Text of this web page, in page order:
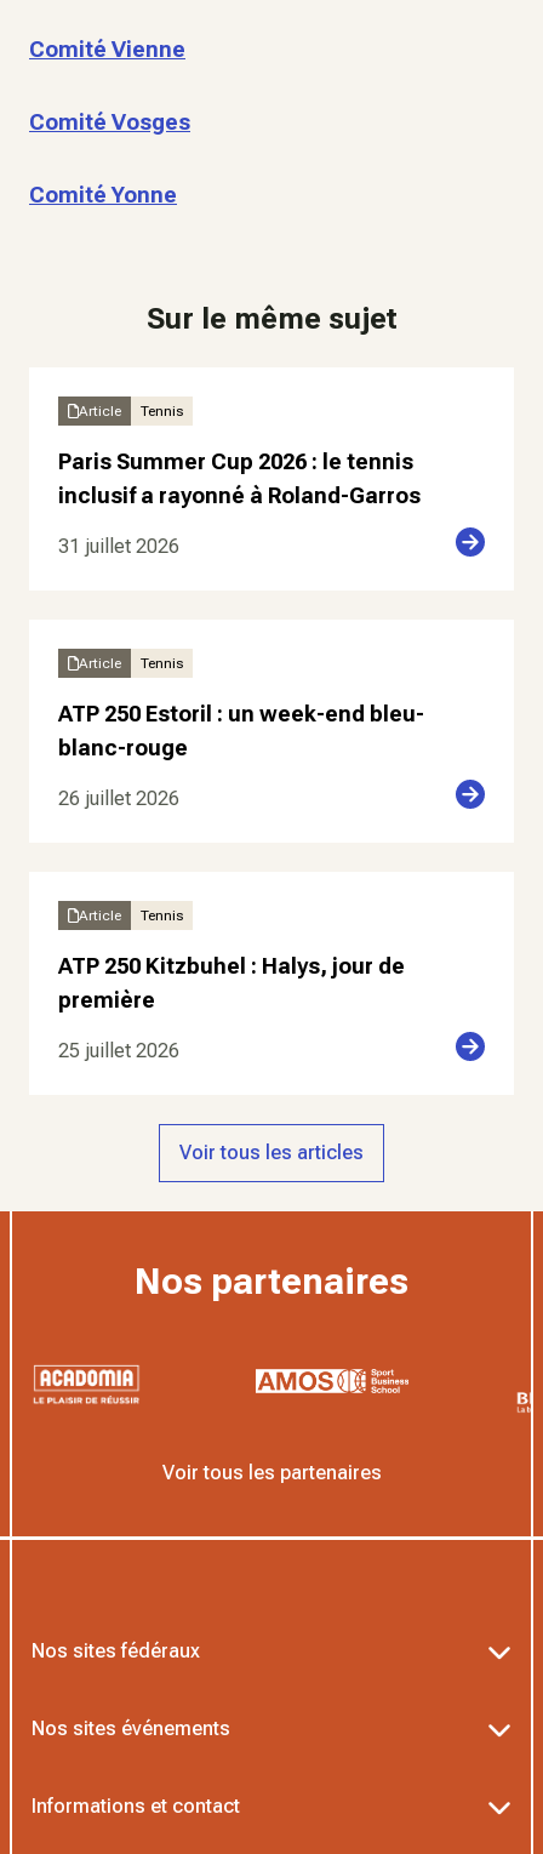
Comité Vienne
Comité Vosges
Comité Yonne
Sur le même sujet
Article Tennis
Paris Summer Cup 2026 : le tennis
inclusif a rayonné à Roland-Garros
31 juillet 2026
Article Tennis
ATP 250 Estoril : un week-end bleu-
blanc-rouge
26 juillet 2026
Article Tennis
ATP 250 Kitzbuhel : Halys, jour de
première
25 juillet 2026
Voir tous les articles
Nos partenaires
Voir tous les partenaires
Nos sites fédéraux
Nos sites événements
Informations et contact